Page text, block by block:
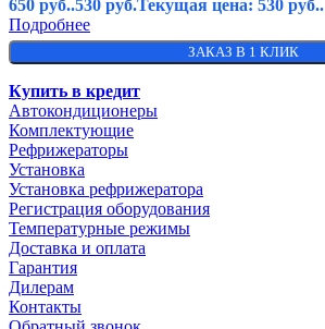
650 руб..530 руб.Текущая цена: 530 руб..
Подробнее
ЗАКАЗ В 1 КЛИК
Купить в кредит
Автокондиционеры
Комплектующие
Рефрижераторы
Установка
Установка рефрижератора
Регистрация оборудования
Температурные режимы
Доставка и оплата
Гарантия
Дилерам
Контакты